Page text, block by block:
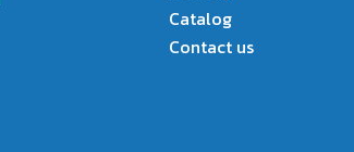
Catalog
Contact us